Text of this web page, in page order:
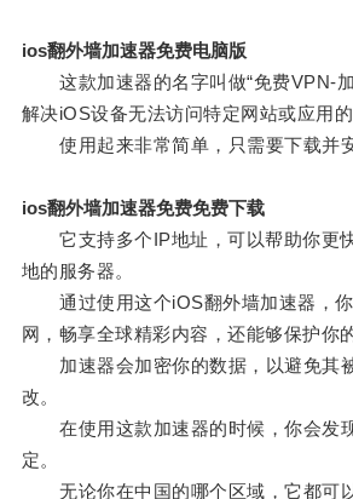
ios翻外墙加速器免费电脑版
这款加速器的名字叫做“免费VPN-加
解决iOS设备无法访问特定网站或应用的
使用起来非常简单，只需要下载并安
ios翻外墙加速器免费免费下载
它支持多个IP地址，可以帮助你更
地的服务器。
通过使用这个iOS翻外墙加速器，你
网，畅享全球精彩内容，还能够保护你
加速器会加密你的数据，以避免其
改。
在使用这款加速器的时候，你会发
定。
无论你在中国的哪个区域，它都可